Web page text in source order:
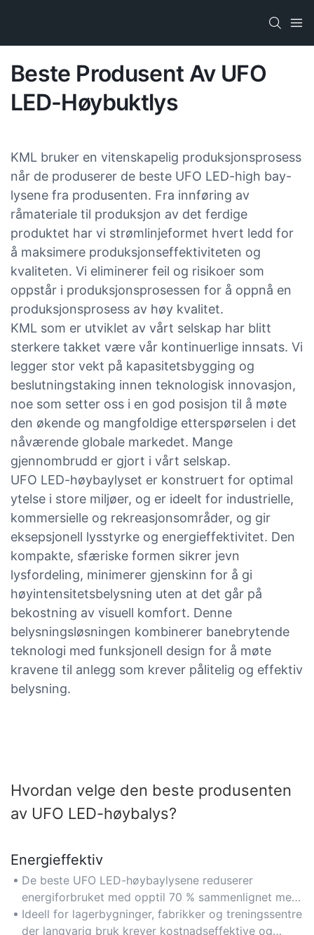
Beste Produsent Av UFO
LED-Høybuktlys
KML bruker en vitenskapelig produksjonsprosess
når de produserer de beste UFO LED-high bay-
lysene fra produsenten. Fra innføring av
råmateriale til produksjon av det ferdige
produktet har vi strømlinjeformet hvert ledd for
å maksimere produksjonseffektiviteten og
kvaliteten. Vi eliminerer feil og risikoer som
oppstår i produksjonsprosessen for å oppnå en
produksjonsprosess av høy kvalitet.
KML som er utviklet av vårt selskap har blitt
sterkere takket være vår kontinuerlige innsats. Vi
legger stor vekt på kapasitetsbygging og
beslutningstaking innen teknologisk innovasjon,
noe som setter oss i en god posisjon til å møte
den økende og mangfoldige etterspørselen i det
nåværende globale markedet. Mange
gjennombrudd er gjort i vårt selskap.
UFO LED-høybaylyset er konstruert for optimal
ytelse i store miljøer, og er ideelt for industrielle,
kommersielle og rekreasjonsområder, og gir
eksepsjonell lysstyrke og energieffektivitet. Den
kompakte, sfæriske formen sikrer jevn
lysfordeling, minimerer gjenskinn for å gi
høyintensitetsbelysning uten at det går på
bekostning av visuell komfort. Denne
belysningsløsningen kombinerer banebrytende
teknologi med funksjonell design for å møte
kravene til anlegg som krever pålitelig og effektiv
belysning.
Hvordan velge den beste produsenten
av UFO LED-høybalys?
Energieffektiv
De beste UFO LED-høybaylysene reduserer
energiforbruket med opptil 70 % sammenlignet med
tradisjonell belysning, noe som senker
strømkostnadene for industrielle og kommersielle
Ideell for lagerbygninger, fabrikker og treningssentre
der langvarig bruk krever kostnadseffektive og